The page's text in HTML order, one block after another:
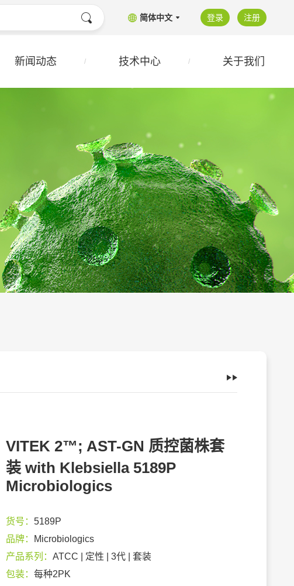
简体中文 登录 注册
新闻动态 技术中心 关于我们
VITEK 2™; AST-GN 质控菌株套
装 with Klebsiella 5189P
Microbiologics
货号： 5189P
品牌：
Microbiologics
产品系列： ATCC | 定性 | 3代 | 套装
包装： 每种2PK